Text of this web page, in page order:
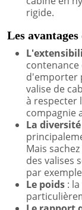
rigide.
Les
d'emporter
valise de
à respecter
compagnie
La
Mais
des valises
par
Le poids :